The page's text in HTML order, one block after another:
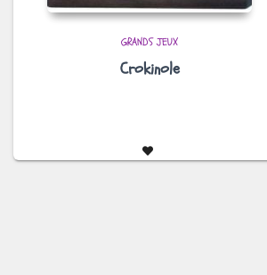
GRANDS JEUX
Crokinole